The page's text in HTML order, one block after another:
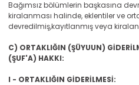
Bağımsız bölümlerin başkasına
kiralanması halinde, eklentiler ve
devredilmiş,kayıtlanmış veya
C) ORTAKLIĞIN (ŞÜYUUN)
(ŞUF'A) HAKKI:
I - ORTAKLIĞIN GİDERİLMESİ: